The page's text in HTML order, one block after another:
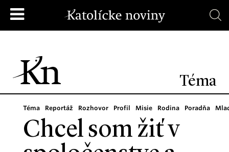
Téma
Téma Reportáž Rozhovor Profil Misie Rodina Poradňa
Chcel som žiť v